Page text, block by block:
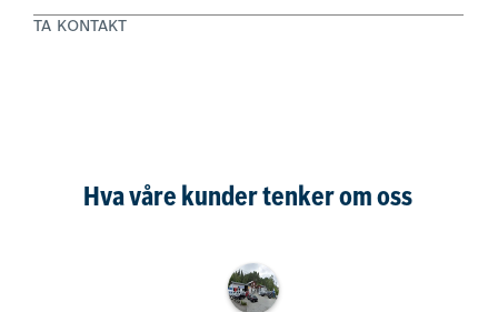
TA KONTAKT
Hva våre kunder tenker om oss